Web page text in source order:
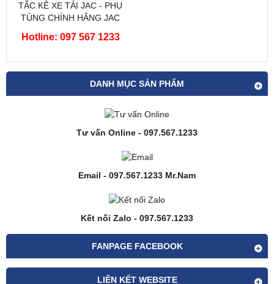
DANH MỤC SẢN PHẨM
Tư vấn Online - 097.567.1233
Email - 097.567.1233 Mr.Nam
Kết nối Zalo - 097.567.1233
FANPAGE FACEBOOK
LIÊN KẾT WEBSITE
TẮC KÊ XE TẢI JAC - PHỤ
TÙNG CHÍNH HÃNG JAC
Hotline: 097 567 1233